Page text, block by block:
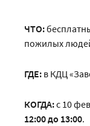
ЧТО:
пожилых
ГДЕ: в КДЦ
КОГДА:с 10
12:00 до 13:00.